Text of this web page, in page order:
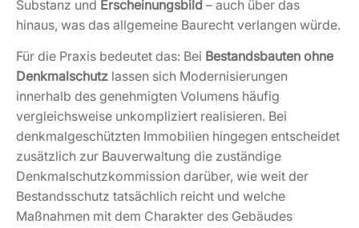
zusätzlich zur Bauverwaltung die zuständige
Denkmalschutzkommission darüber, wie weit der
Bestandsschutz tatsächlich reicht und welche
Maßnahmen mit dem Charakter des Gebäudes
vereinbar sind. Gerade bei
älteren Fincas
oder
Dorfhäusern lohnt sich vor einem Kauf ein detaillierter
Blick in das kommunale Planungsrecht und den
Katalog geschützter Gebäude. Ein erfahrener
Immobilienexperte mit lokalem Netzwerk klärt, ob Sie
tatsächlich frei entwickeln oder sich im Rahmen von
Denkmalschutz bewegen.